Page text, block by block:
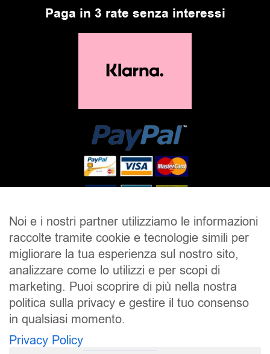
Paga in 3 rate senza interessi
SALDI UOMO DONNA UNISEX
ACCESSORI BRAND CONTATTI
CHI SIAMO
SPEDIZIONE E RESI
Pierrot S.r.l.
Pierrot – All Copyright reserved – 1983/2024
Noi e i nostri partner utilizziamo le informazioni
raccolte tramite cookie e tecnologie simili per
migliorare la tua esperienza sul nostro sito,
analizzare come lo utilizzi e per scopi di
marketing. Puoi scoprire di più nella nostra
politica sulla privacy e gestire il tuo consenso
in qualsiasi momento.
Privacy Policy